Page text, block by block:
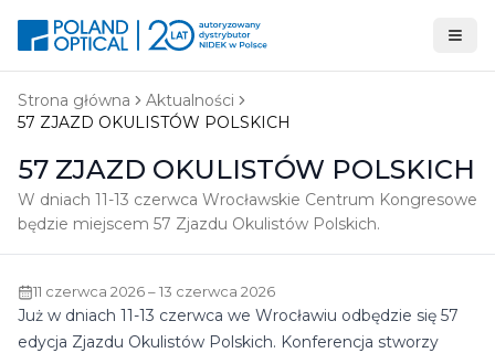
Strona główna
Aktualności
57 ZJAZD OKULISTÓW POLSKICH
57 ZJAZD OKULISTÓW POLSKICH
W dniach 11-13 czerwca Wrocławskie Centrum Kongresowe
będzie miejscem 57 Zjazdu Okulistów Polskich.
11 czerwca 2026 – 13 czerwca 2026
Już w dniach 11-13 czerwca we Wrocławiu odbędzie się 57
edycja Zjazdu Okulistów Polskich. Konferencja stworzy